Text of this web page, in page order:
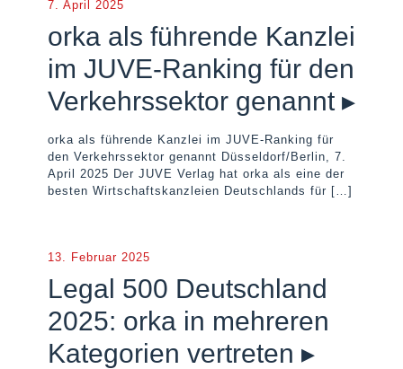
7. April 2025
orka als führende Kanzlei
im JUVE-Ranking für den
Verkehrssektor genannt ▸
orka als führende Kanzlei im JUVE-Ranking für
den Verkehrssektor genannt Düsseldorf/Berlin, 7.
April 2025 Der JUVE Verlag hat orka als eine der
besten Wirtschaftskanzleien Deutschlands für […]
13. Februar 2025
Legal 500 Deutschland
2025: orka in mehreren
Kategorien vertreten ▸